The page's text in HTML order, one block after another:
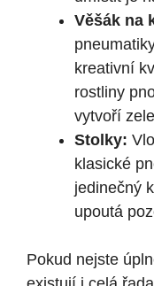
Věšák na
kreativní
rostliny
vytvoří
Stolky:
klasické
jedinečný
upoutá
Pokud nejste